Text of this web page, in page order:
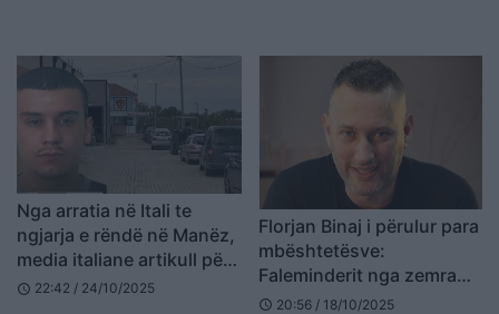
Nga arratia në Itali te
ngjarja e rëndë në Manëz,
media italiane artikull për
Flori Paluçin
schedule 22:42 / 24/10/2025
Florjan Binaj i përulur para
mbështetësve:
Faleminderit nga zemra
për suportin
schedule 20:56 / 18/10/2025